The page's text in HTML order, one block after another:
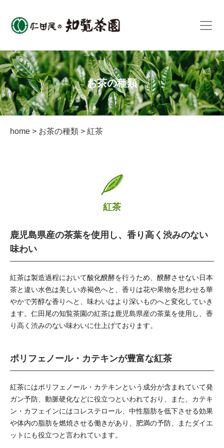
お茶の種類
home > お茶の種類 > 紅茶
紅茶
鹿児島県産の茶葉を使用し、香り高く渋みのない
味わい
紅茶は製造過程において酸化醗酵を行うため、醗酵させない日本
茶と違い水色は美しい赤褐色へと、香りは花や果物を思わせる華
やかで芳醇な香りへと、味わいはより深いものへと変化していき
ます。仁田尾の知覧茶園の紅茶は鹿児島県産の茶葉を使用し、香
り高く渋みのない味わいに仕上げております。
ポリフェノール・カテキンが豊富な紅茶
紅茶にはポリフェノール・カテキンという成分が含まれていて発
ガン予防、動脈硬化などに役立つといわれており、また、カテキ
ン・カフェインにはコレステロール、中性脂肪を低下させる効果
や体内の脂肪を燃焼させる働きがあり、肥満の予防、またダイエ
ットにも役立つと言われています。